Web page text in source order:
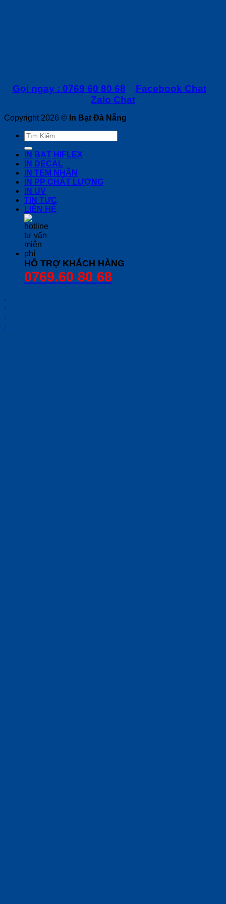
Gọi ngay : 0769 60 80 68
Facebook Chat
Zalo Chat
Copyright 2026 © In Bạt Đà Nẵng
IN BẠT HIFLEX
IN DECAL
IN TEM NHÃN
IN PP CHẤT LƯỢNG
IN UV
TIN TỨC
LIÊN HỆ
HỖ TRỢ KHÁCH HÀNG
0769.60 80 68
.
.
.
.